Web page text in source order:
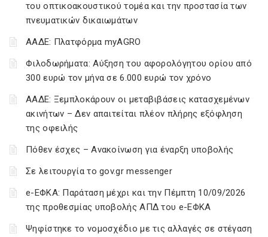
του οπτικοακουστικού τομέα και την προστασία των
πνευματικών δικαιωμάτων
ΑΑΔΕ: Πλατφόρμα myAGRO
Φιλοδωρήματα: Αύξηση του αφορολόγητου ορίου από
300 ευρώ τον μήνα σε 6.000 ευρώ τον χρόνο
ΑΑΔΕ: Ξεμπλοκάρουν οι μεταβιβάσεις κατασχεμένων
ακινήτων – Δεν απαιτείται πλέον πλήρης εξόφληση
της οφειλής
Πόθεν έσχες – Ανακοίνωση για έναρξη υποβολής
Σε λειτουργία το gov.gr messenger
e-ΕΦΚΑ: Παράταση μέχρι και την Πέμπτη 10/09/2026
της προθεσμίας υποβολής ΑΠΔ του e-ΕΦΚΑ
Ψηφίστηκε το νομοσχέδιο με τις αλλαγές σε στέγαση